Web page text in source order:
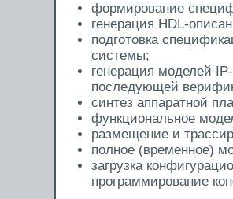
формирование
генерация HDL-
подготовка
системы;
генерация моделей
последующей
синтез аппаратной
функциональное
размещение и
полное (временное)
загрузка
программирование